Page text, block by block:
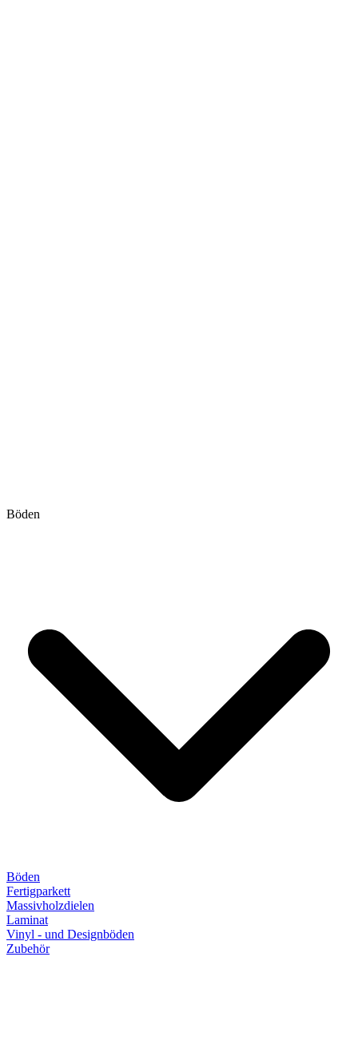
Böden
Böden
Fertigparkett
Massivholzdielen
Laminat
Vinyl - und Designböden
Zubehör